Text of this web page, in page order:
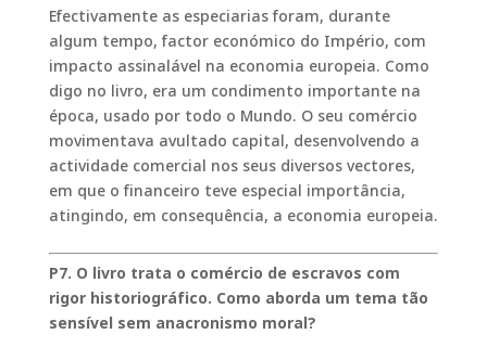
Efectivamente as especiarias foram, durante
algum tempo, factor económico do Império, com
impacto assinalável na economia europeia. Como
digo no livro, era um condimento importante na
época, usado por todo o Mundo. O seu comércio
movimentava avultado capital, desenvolvendo a
actividade comercial nos seus diversos vectores,
em que o financeiro teve especial importância,
atingindo, em consequência, a economia europeia.
P7. O livro trata o comércio de escravos com
rigor historiográfico. Como aborda um tema tão
sensível sem anacronismo moral?